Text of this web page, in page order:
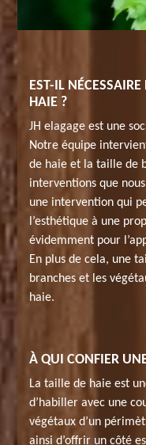
EST-IL
HAIE ?
JH elagage est une
Notre équipe
de haie et la taille de
interventions que
une intervention qui
l’esthétique à une
évidemment pour
En plus de cela, une
branches et les
haie.
À QUI CONFIER
La taille de haie est
d’habiller avec une
végétaux d’un
ainsi d’offrir un côté